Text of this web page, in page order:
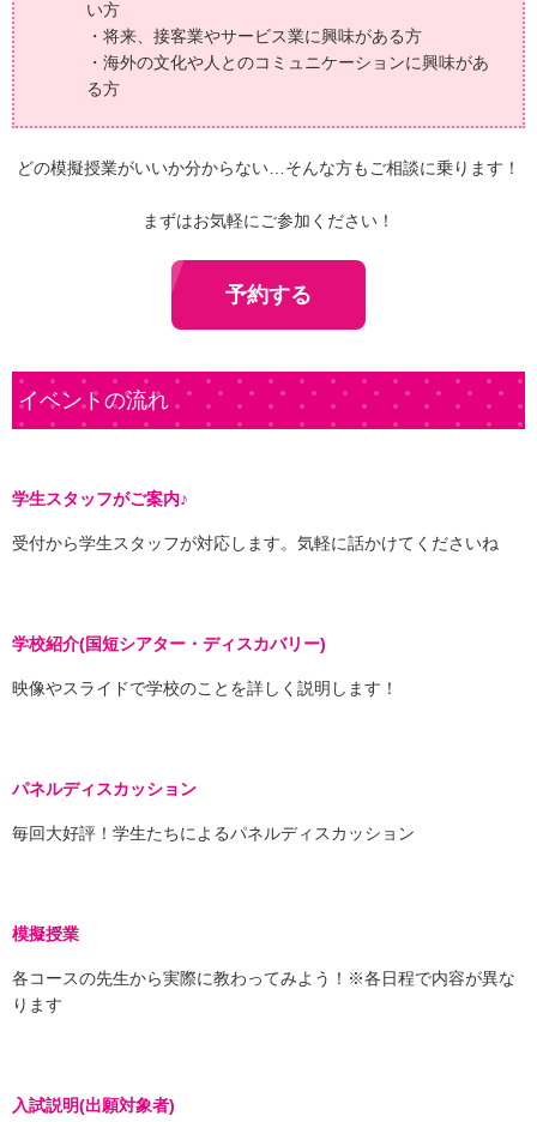
い方
・将来、接客業やサービス業に興味がある方
・海外の文化や人とのコミュニケーションに興味があ
る方
どの模擬授業がいいか分からない…そんな方もご相談に乗ります！
まずはお気軽にご参加ください！
予約する
イベントの流れ
学生スタッフがご案内♪
受付から学生スタッフが対応します。気軽に話かけてくださいね
学校紹介(国短シアター・ディスカバリー)
映像やスライドで学校のことを詳しく説明します！
パネルディスカッション
毎回大好評！学生たちによるパネルディスカッション
模擬授業
各コースの先生から実際に教わってみよう！※各日程で内容が異な
ります
入試説明(出願対象者)